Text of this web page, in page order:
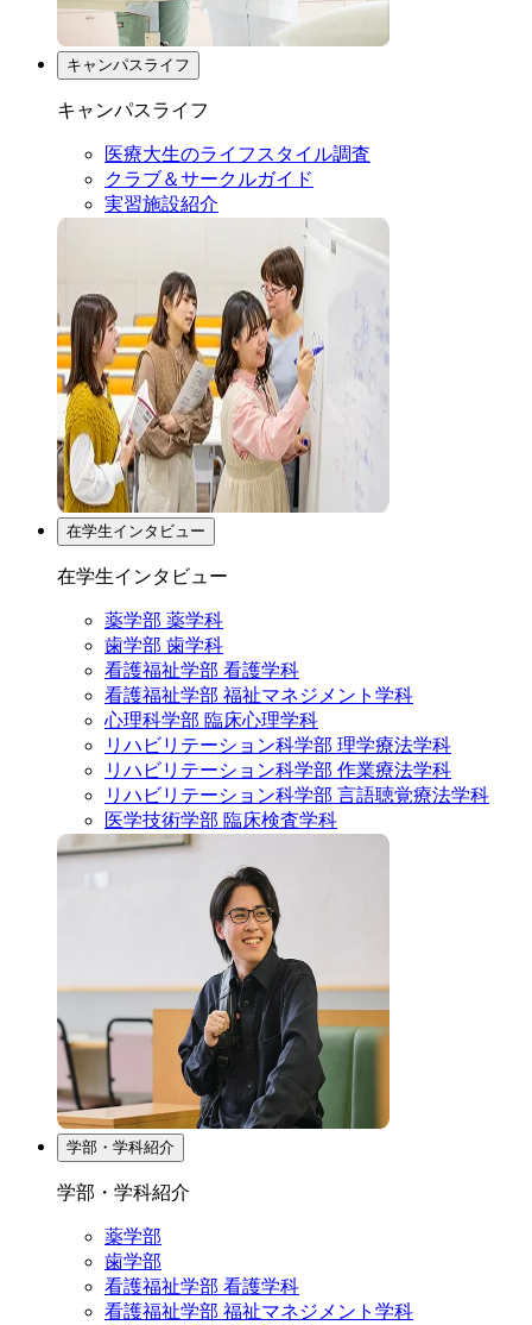
キャンパスライフ
キャンパスライフ
医療大生のライフスタイル調査
クラブ＆サークルガイド
実習施設紹介
在学生インタビュー
在学生インタビュー
薬学部 薬学科
歯学部 歯学科
看護福祉学部 看護学科
看護福祉学部 福祉マネジメント学科
心理科学部 臨床心理学科
リハビリテーション科学部 理学療法学科
リハビリテーション科学部 作業療法学科
リハビリテーション科学部 言語聴覚療法学科
医学技術学部 臨床検査学科
学部・学科紹介
学部・学科紹介
薬学部
歯学部
看護福祉学部 看護学科
看護福祉学部 福祉マネジメント学科